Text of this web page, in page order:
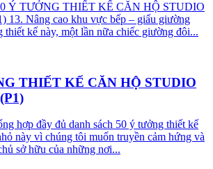
Ý TƯỞNG THIẾT KẾ CĂN HỘ STUDIO
13. Nâng cao khu vực bếp – giấu giường
thiết kế này, một lần nữa chiếc giường đôi...
THIẾT KẾ CĂN HỘ STUDIO
hợp đầy đủ danh sách 50 ý tưởng thiết kế
này vì chúng tôi muốn truyền cảm hứng và
sở hữu của những nơi...